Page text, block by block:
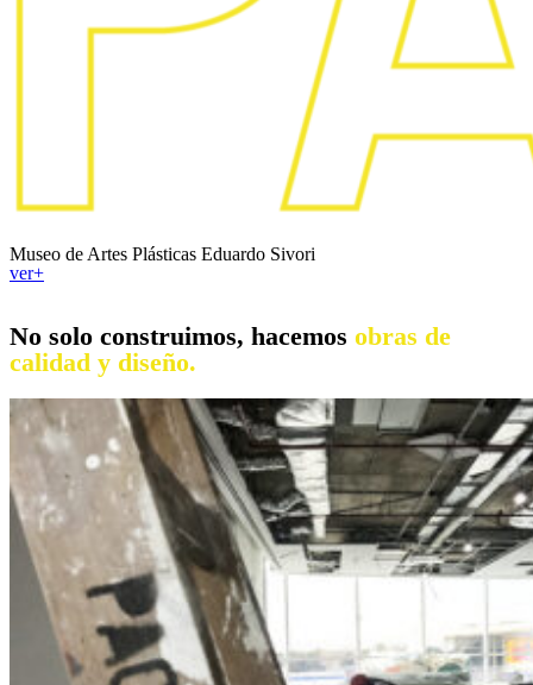
Museo de Artes Plásticas Eduardo Sivori
ver+
No solo construimos, hacemos obras de
calidad y diseño.